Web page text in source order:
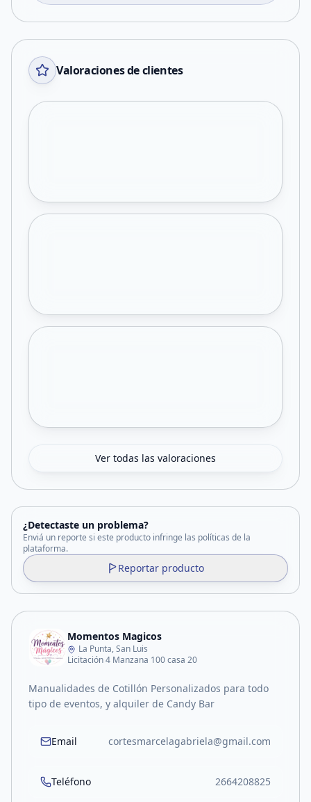
Valoraciones de clientes
Ver todas las valoraciones
¿Detectaste un problema?
Enviá un reporte si este producto infringe las políticas de la
plataforma.
Reportar producto
Momentos Magicos
La Punta, San Luis
Licitación 4 Manzana 100 casa 20
Manualidades de Cotillón Personalizados para todo
tipo de eventos, y alquiler de Candy Bar
Email cortesmarcelagabriela@gmail.com
Teléfono 2664208825